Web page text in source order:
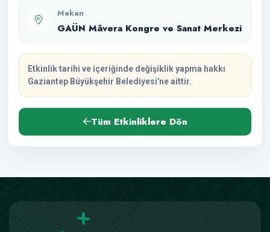
Mekan
GAÜN Mâvera Kongre ve Sanat Merkezi
Etkinlik tarihi ve içeriğinde değişiklik yapma hakkı
Gaziantep Büyükşehir Belediyesi'ne aittir.
Tüm Etkinliklere Dön